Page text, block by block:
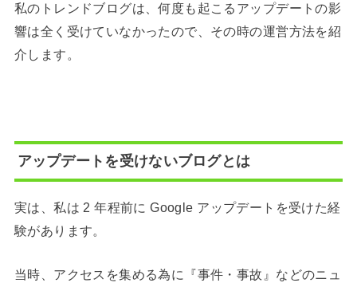
私のトレンドブログは、何度も起こるアップデートの影
響は全く受けていなかったので、その時の運営方法を紹
介します。
アップデートを受けないブログとは
実は、私は 2 年程前に Google アップデートを受けた経
験があります。
当時、アクセスを集める為に『事件・事故』などのニュ